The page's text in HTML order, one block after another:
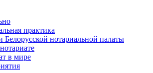
практика
Белорусской нотариальной палаты
в мире